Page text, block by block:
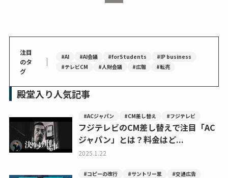
注目
のタ
グ
｜ #AI #AI会議 #forStudents
#IP business
#テレビCM
#人財会議 #広報 #転売
殿堂入り人気記事
#ACジャパン #CM差し替え #フジテレビ
フジテレビのCM差し替えで注目「AC
ジャパン」とは？料金はど...
2025.1.22
#コピーの改行 #サントリー翠 #交通広告